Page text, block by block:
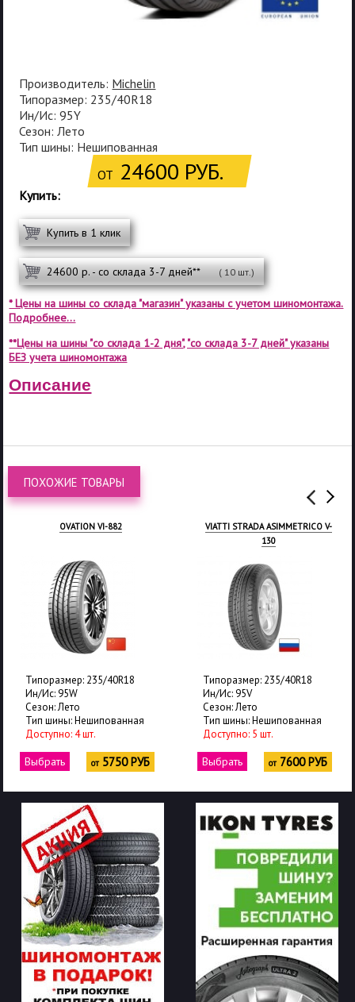
Производитель: Michelin
Типоразмер: 235/40R18
Ин/Ис: 95Y
Сезон: Лето
Тип шины: Нешипованная
ОТ 24600 РУБ.
Купить:
Купить в 1 клик
24600 р. - со склада 3-7 дней** ( 10 шт.)
* Цены на шины со склада "магазин" указаны с учетом шиномонтажа.
Подробнее...
**Цены на шины "со склада 1-2 дня", "со склада 3-7 дней" указаны
БЕЗ учета шиномонтажа
Описание
ПОХОЖИЕ ТОВАРЫ
OVATION VI-882
Типоразмер: 235/40R18
Ин/Ис: 95W
Сезон: Лето
Тип шины: Нешипованная
Доступно: 4 шт.
Выбрать от5750 РУБ
VIATTI STRADA ASIMMETRICO V-
130
Типоразмер: 235/40R18
Ин/Ис: 95V
Сезон: Лето
Тип шины: Нешипованная
Доступно: 5 шт.
Выбрать от7600 РУБ